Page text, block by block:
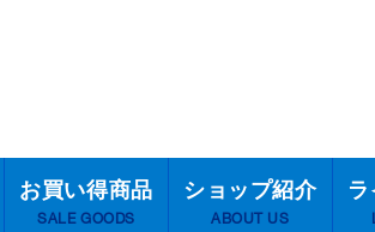
お買い得商品
SALE GOODS
ショップ紹介
ABOUT US